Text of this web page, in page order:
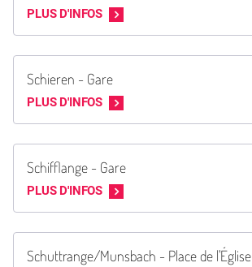
PLUS D'INFOS
Schieren - Gare
PLUS D'INFOS
Schifflange - Gare
PLUS D'INFOS
Schuttrange/Munsbach - Place de l'Église